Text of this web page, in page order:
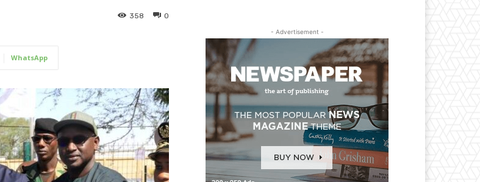
0
358
WhatsApp
- Advertisement -